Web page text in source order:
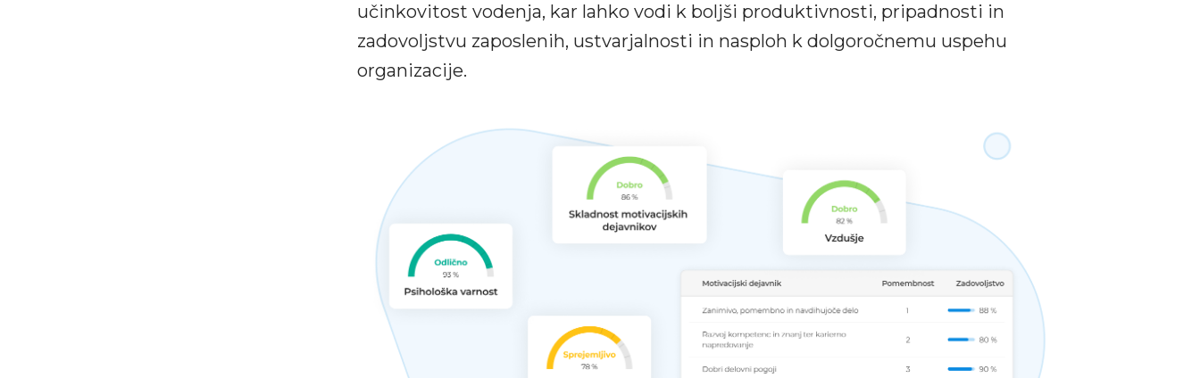
učinkovitost vodenja, kar lahko vodi k boljši produktivnosti, pripadnosti in
zadovoljstvu zaposlenih, ustvarjalnosti in nasploh k dolgoročnemu uspehu
organizacije.